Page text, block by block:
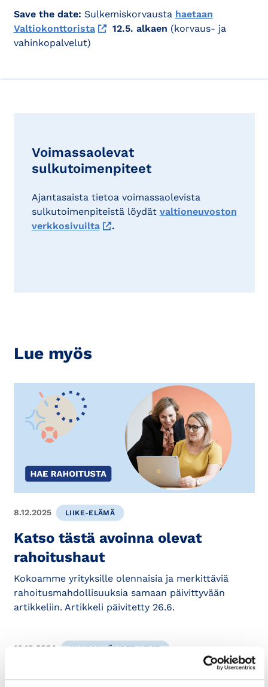
Save the date: Sulkemiskorvausta haetaan
Valtiokonttorista
12.5. alkaen (korvaus- ja
vahinkopalvelut)
Voimassaolevat
sulkutoimenpiteet
Ajantasaista tietoa voimassaolevista
sulkutoimenpiteistä löydät valtioneuvoston
verkkosivuilta
.
Lue myös
8.12.2025 LIIKE-ELÄMÄ
Katso tästä avoinna olevat
rahoitushaut
Kokoamme yrityksille olennaisia ja merkittäviä
rahoitusmahdollisuuksia samaan päivittyvään
artikkeliin. Artikkeli päivitetty 26.6.
16.10.2024 KANSAINVÄLISET ASIAT